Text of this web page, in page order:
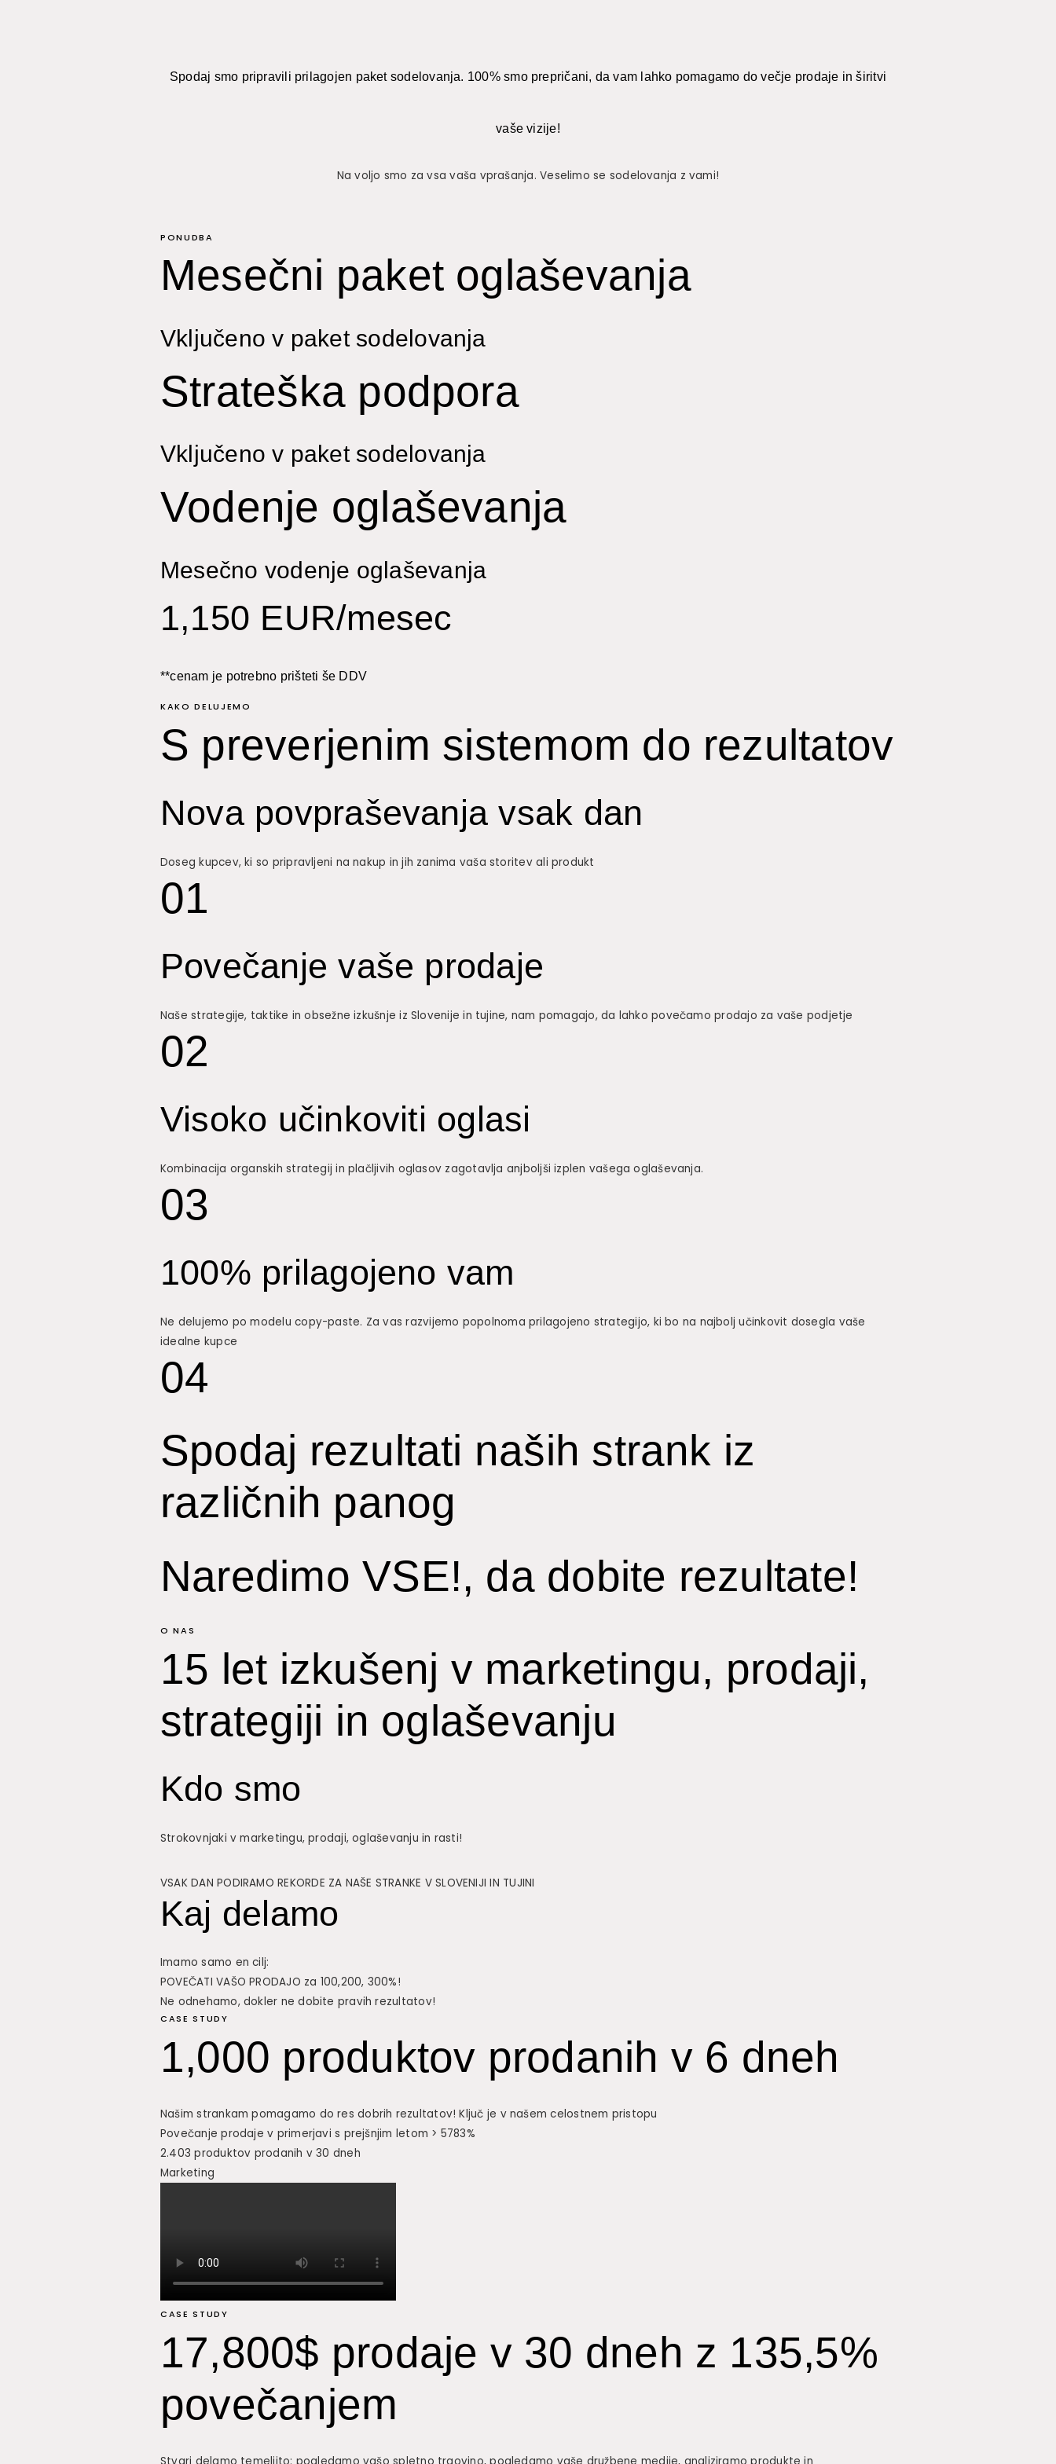
Spodaj smo pripravili prilagojen paket sodelovanja. 100% smo prepričani, da vam lahko pomagamo do večje prodaje in širitvi
vaše vizije!
Na voljo smo za vsa vaša vprašanja. Veselimo se sodelovanja z vami!
PONUDBA
Mesečni paket oglaševanja
Vključeno v paket sodelovanja
Strateška podpora
Vključeno v paket sodelovanja
Vodenje oglaševanja
Mesečno vodenje oglaševanja
1,150 EUR/mesec
**cenam je potrebno prišteti še DDV
KAKO DELUJEMO
S preverjenim sistemom do rezultatov
Nova povpraševanja vsak dan
Doseg kupcev, ki so pripravljeni na nakup in jih zanima vaša storitev ali produkt
01
Povečanje vaše prodaje
Naše strategije, taktike in obsežne izkušnje iz Slovenije in tujine, nam pomagajo, da lahko povečamo prodajo za vaše podjetje
02
Visoko učinkoviti oglasi
Kombinacija organskih strategij in plačljivih oglasov zagotavlja anjboljši izplen vašega oglaševanja.
03
100% prilagojeno vam
Ne delujemo po modelu copy-paste. Za vas razvijemo popolnoma prilagojeno strategijo, ki bo na najbolj učinkovit dosegla vaše
idealne kupce
04
Spodaj rezultati naših strank iz
različnih panog
Naredimo VSE!, da dobite rezultate!
O NAS
15 let izkušenj v marketingu, prodaji,
strategiji in oglaševanju
Kdo smo
Strokovnjaki v marketingu, prodaji, oglaševanju in rasti!
VSAK DAN PODIRAMO REKORDE ZA NAŠE STRANKE V SLOVENIJI IN TUJINI
Kaj delamo
Imamo samo en cilj:
POVEČATI VAŠO PRODAJO za 100,200, 300%!
Ne odnehamo, dokler ne dobite pravih rezultatov!
CASE STUDY
1,000 produktov prodanih v 6 dneh
Našim strankam pomagamo do res dobrih rezultatov! Ključ je v našem celostnem pristopu
Povečanje prodaje v primerjavi s prejšnjim letom > 5783%
2.403 produktov prodanih v 30 dneh
Marketing
CASE STUDY
17,800$ prodaje v 30 dneh z 135,5%
povečanjem